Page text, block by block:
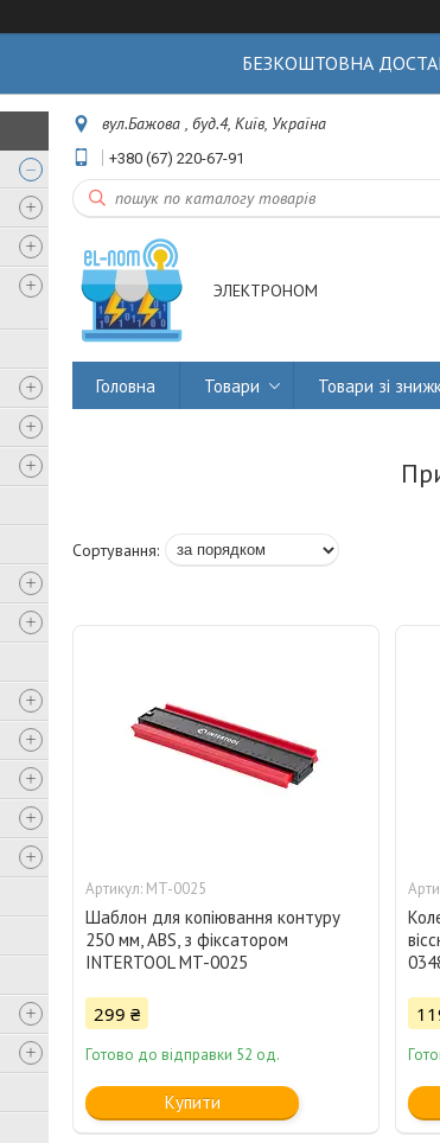
БЕЗКОШТОВНА
вул.Бажова , буд.4, Київ, Україна
+380 (67) 220-67-91
ЭЛЕКТРОНОМ
Головна Товари Товари зі
MT-0025
Шаблон для копіювання контуру
250 мм, ABS, з фіксатором
INTERTOOL MT-0025
299 ₴
Готово до відправки 52 од.
Купити